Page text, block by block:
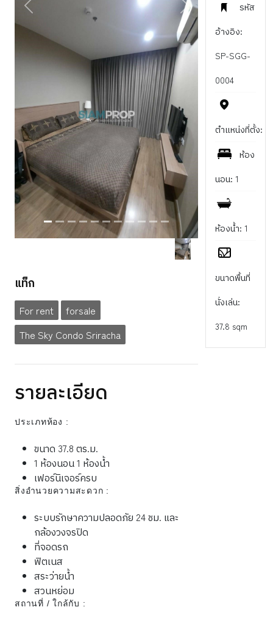
รหัส
อ้างอิง:
SP-SGG-
0004
ตำแหน่งที่ตั้ง:
ห้อง
นอน: 1
ห้องน้ำ: 1
ขนาดพื้นที่
นั่งเล่น:
37.8 sqm
PREVIOUS NEXT
แท็ก
For rent
forsale
The Sky Condo Sriracha
รายละเอียด
ประเภทห้อง :
ขนาด 37.8 ตร.ม.
1 ห้องนอน 1 ห้องน้ำ
เฟอร์นิเจอร์ครบ
สิ่งอำนวยความสะดวก :
ระบบรักษาความปลอดภัย 24 ชม. และ
กล้องวงจรปิด
ที่จอดรถ
ฟิตเนส
สระว่ายน้ำ
สวนหย่อม
สถานที่ / ใกล้กับ :